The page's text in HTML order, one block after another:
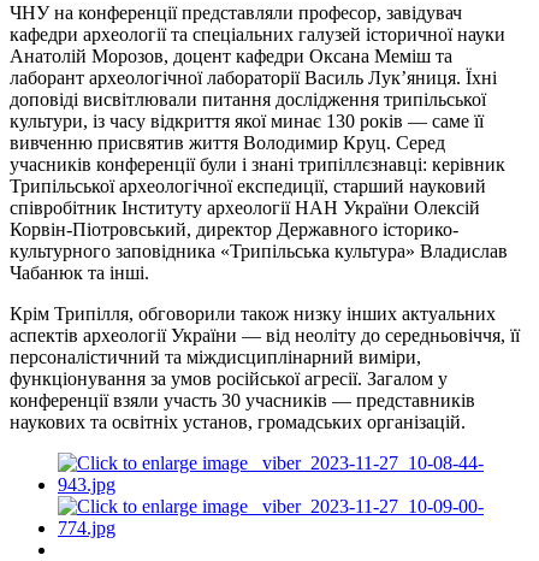
ЧНУ на конференції представляли професор, завідувач
кафедри археології та спеціальних галузей історичної науки
Анатолій Морозов, доцент кафедри Оксана Меміш та
лаборант археологічної лабораторії Василь Лук’яниця. Їхні
доповіді висвітлювали питання дослідження трипільської
культури, із часу відкриття якої минає 130 років — саме її
вивченню присвятив життя Володимир Круц. Серед
учасників конференції були і знані трипіллєзнавці: керівник
Трипільської археологічної експедиції, старший науковий
співробітник Інституту археології НАН України Олексій
Корвін-Піотровський, директор Державного історико-
культурного заповідника «Трипільська культура» Владислав
Чабанюк та інші.
Крім Трипілля, обговорили також низку інших актуальних
аспектів археології України — від неоліту до середньовіччя, її
персоналістичний та міждисциплінарний виміри,
функціонування за умов російської агресії. Загалом у
конференції взяли участь 30 учасників — представників
наукових та освітніх установ, громадських організацій.